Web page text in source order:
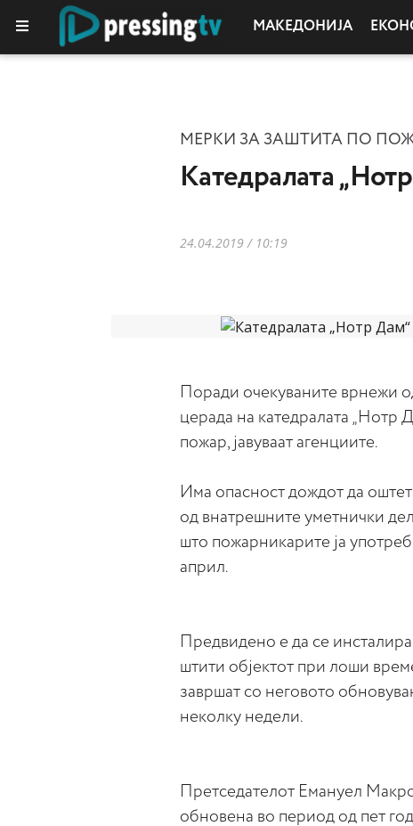
МАКЕДОНИЈА
МЕРКИ ЗА ЗАШТИТА ПО
Катедралата
24.04.2019 / 10:19
Поради очекуваните врнежи
церада на катедралата „Нотр
пожар, јавуваат агенциите.
Има опасност дождот да
од внатрешните уметнички
што пожарникарите ја
април.
Предвидено е да се
штити објектот при лоши
завршат со неговото
неколку недели.
Претседателот Емануел
обновена во период од пет